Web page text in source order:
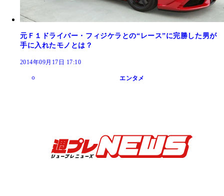
元Ｆ１ドライバー・フィジケラとの“レース”に完勝した男が
手に入れたモノとは？
2014年09月17日 17:10
エンタメ